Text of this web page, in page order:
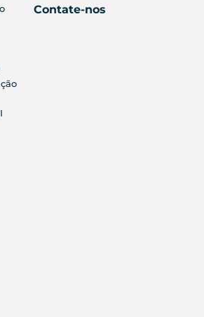
Contate-nos